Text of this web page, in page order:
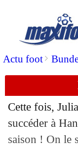
Actu foot>
Cette fois,
succéder à
saison ! On le
Real:
27/04 PSG
27/04 PSG:
27/04 Real:
27/04 PSG: